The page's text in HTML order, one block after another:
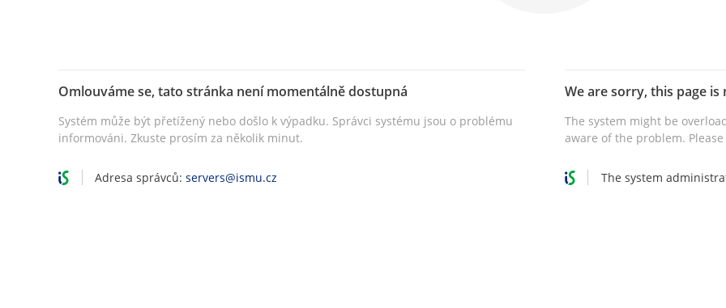
Omlouváme se, tato stránka není momentálně dostupná
Systém může být přetížený nebo došlo k výpadku. Správci systému jsou o problému
informováni. Zkuste prosím za několik minut.
We are sorry, this page
The system might be
aware of the problem.
Adresa správců:servers@ismu.cz The system